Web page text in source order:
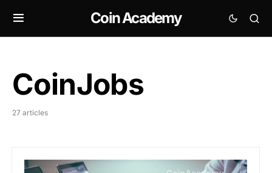
Coin Academy
CoinJobs
27 articles
Offres d’emploi web3 crypto de la semaine du 4